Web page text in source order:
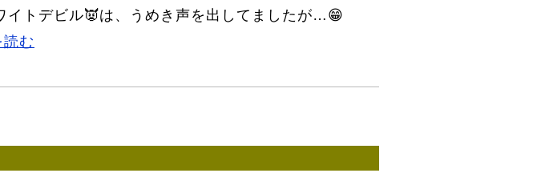
イトデビル👿は、うめき声を出してましたが…😁
む